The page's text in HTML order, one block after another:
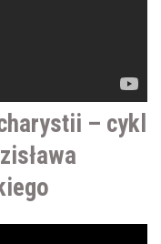
– cykl